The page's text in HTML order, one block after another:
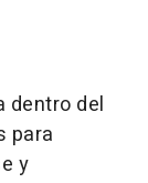
dentro del
para
y